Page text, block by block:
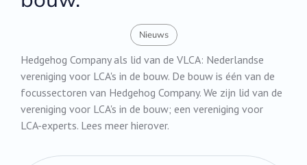
Nieuws
Hedgehog Company als lid van de VLCA: Nederlandse
vereniging voor LCA's in de bouw. De bouw is één van de
focussectoren van Hedgehog Company. We zijn lid van de
vereniging voor LCA's in de bouw; een vereniging voor
LCA-experts. Lees meer hierover.